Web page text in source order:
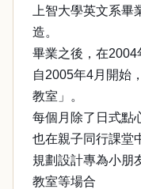
上智大學英文系
造。
畢業之後，在2004
自2005年4月開始
教室」。
每個月除了日式點
也在親子同行課堂
規劃設計專為小朋
教室等場合